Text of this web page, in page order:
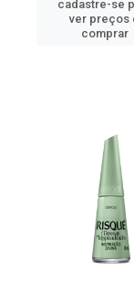
cadastre-se
ver preços
comprar